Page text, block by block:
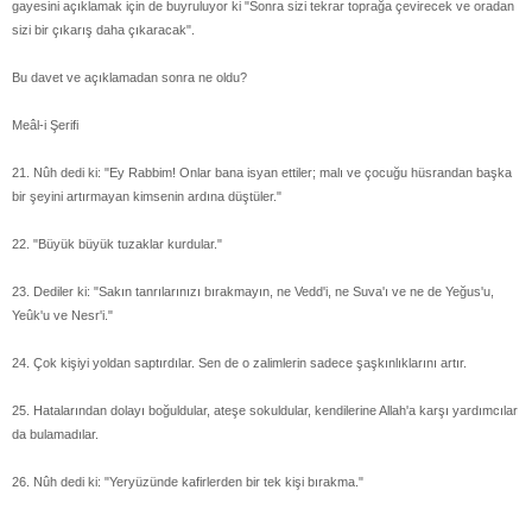
gayesini açıklamak için de buyruluyor ki "Sonra sizi tekrar toprağa çevirecek ve oradan
sizi bir çıkarış daha çıkaracak".
Bu davet ve açıklamadan sonra ne oldu?
Meâl-i Şerifi
21. Nûh dedi ki: "Ey Rabbim! Onlar bana isyan ettiler; malı ve çocuğu hüsrandan başka
bir şeyini artırmayan kimsenin ardına düştüler."
22. "Büyük büyük tuzaklar kurdular."
23. Dediler ki: "Sakın tanrılarınızı bırakmayın, ne Vedd'i, ne Suva'ı ve ne de Yeğus'u,
Yeûk'u ve Nesr'i."
24. Çok kişiyi yoldan saptırdılar. Sen de o zalimlerin sadece şaşkınlıklarını artır.
25. Hatalarından dolayı boğuldular, ateşe sokuldular, kendilerine Allah'a karşı yardımcılar
da bulamadılar.
26. Nûh dedi ki: "Yeryüzünde kafirlerden bir tek kişi bırakma."